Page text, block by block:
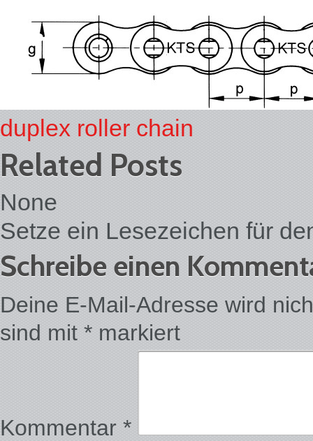
duplex roller chain
Related Posts
None
Setze ein Lesezeichen für
Schreibe einen
Deine E-Mail-Adresse wird
sind mit * markiert
Kommentar *